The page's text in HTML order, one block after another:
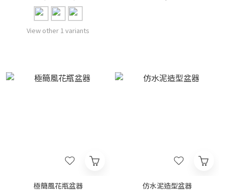
View other 1 variants
極簡風花瓶盆器
仿水泥造型盆器